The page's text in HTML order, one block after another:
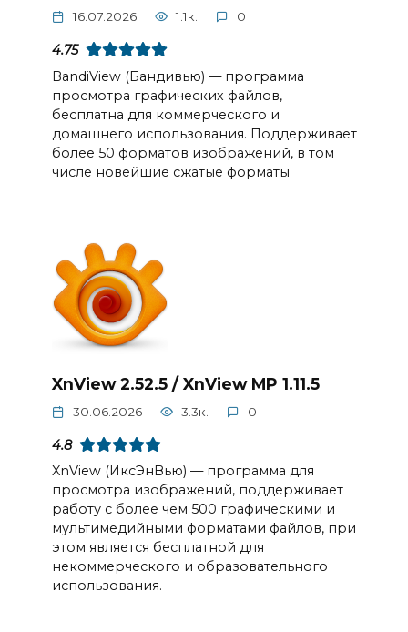
16.07.2026 1.1к. 0
4.75
BandiView (Бандивью) — программа
просмотра графических файлов,
бесплатна для коммерческого и
домашнего использования. Поддерживает
более 50 форматов изображений, в том
числе новейшие сжатые форматы
XnView 2.52.5 / XnView MP 1.11.5
30.06.2026 3.3к. 0
4.8
XnView (ИксЭнВью) — программа для
просмотра изображений, поддерживает
работу с более чем 500 графическими и
мультимедийными форматами файлов, при
этом является бесплатной для
некоммерческого и образовательного
использования.